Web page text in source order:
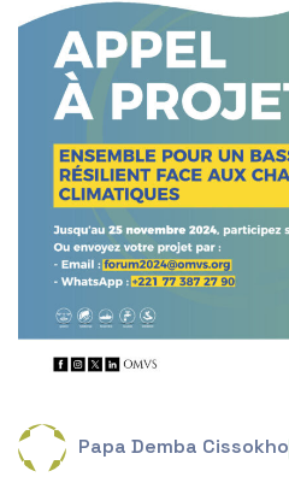
Papa Demba Cissokho